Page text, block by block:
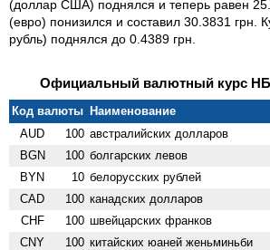
(доллар США) поднялся и теперь равен
(евро) понизился и составил 30.3831 грн.
рубль) поднялся до 0.4389 грн.
Официальный валютный курс
Код валюты Наименование
AUD
100 австралийских долларов
BGN 100 болгарских левов
BYN 10 белорусских рублей
CAD 100 канадских долларов
CHF 100 швейцарских франков
CNY 100 китайских юаней женьминьби